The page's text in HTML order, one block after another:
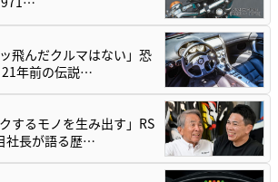
飛んだクルマはない」恐
21年前の伝説…
するモノを生み出す」RS
社長が語る歴…